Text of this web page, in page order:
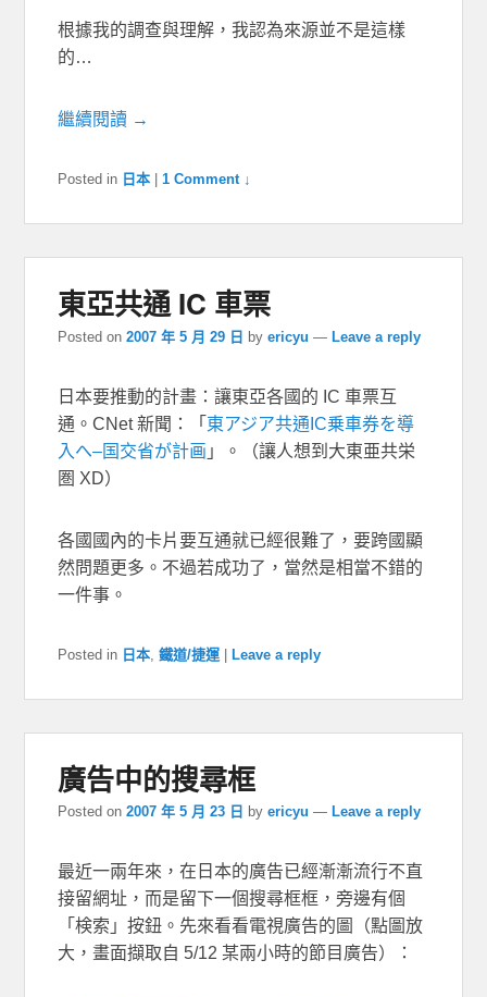
根據我的調查與理解，我認為來源並不是這樣
的…
繼續閱讀 →
Posted in 日本 |1 Comment ↓
東亞共通 IC 車票
Posted on2007 年 5 月 29 日 byericyu —Leave a reply
日本要推動的計畫：讓東亞各國的 IC 車票互
通。CNet 新聞：「 東アジア共通IC乗車券を導
入へ–国交省が計画 」。（讓人想到大東亜共栄
圏 XD）
各國國內的卡片要互通就已經很難了，要跨國顯
然問題更多。不過若成功了，當然是相當不錯的
一件事。
Posted in 日本 ,鐵道/捷運 |Leave a reply
廣告中的搜尋框
Posted on2007 年 5 月 23 日 byericyu — Leave a reply
最近一兩年來，在日本的廣告已經漸漸流行不直
接留網址，而是留下一個搜尋框框，旁邊有個
「検索」按鈕。先來看看電視廣告的圖（點圖放
大，畫面擷取自 5/12 某兩小時的節目廣告）：